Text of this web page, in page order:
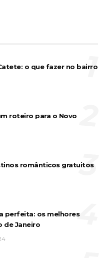
o que fazer no bairro
1
roteiro para o Novo
românticos gratuitos
3
perfeita: os melhores
de Janeiro
4